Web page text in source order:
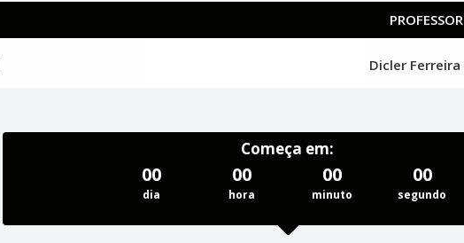
PROFESSOR
Dicler Ferreira
Começa em:
00
dia
00
hora
00
minuto
00
segundo